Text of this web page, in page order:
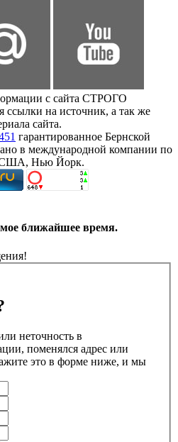
с сайта СТРОГО
на источник, а так же
сайта.
гарантированное Бернской
в международной компании по
США, Нью Йорк.
ближайшее время.
неточность в
поменялся адрес или
это в форме ниже, и мы